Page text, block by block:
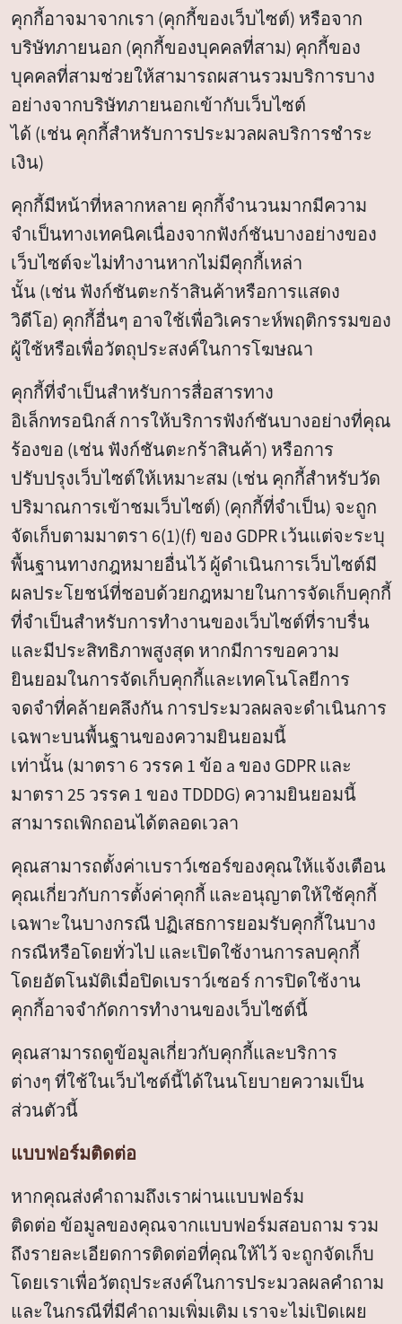
คุกกี้อาจมาจากเรา (คุกกี้ของเว็บไซต์) หรือจาก
บริษัทภายนอก (คุกกี้ของบุคคลที่สาม) คุกกี้ของ
บุคคลที่สามช่วยให้สามารถผสานรวมบริการบาง
อย่างจากบริษัทภายนอกเข้ากับเว็บไซต์
ได้ (เช่น คุกกี้สำหรับการประมวลผลบริการชำระ
เงิน)
คุกกี้มีหน้าที่หลากหลาย คุกกี้จำนวนมากมีความ
จำเป็นทางเทคนิคเนื่องจากฟังก์ชันบางอย่างของ
เว็บไซต์จะไม่ทำงานหากไม่มีคุกกี้เหล่า
นั้น (เช่น ฟังก์ชันตะกร้าสินค้าหรือการแสดง
วิดีโอ) คุกกี้อื่นๆ อาจใช้เพื่อวิเคราะห์พฤติกรรมของ
ผู้ใช้หรือเพื่อวัตถุประสงค์ในการโฆษณา
คุกกี้ที่จำเป็นสำหรับการสื่อสารทาง
อิเล็กทรอนิกส์ การให้บริการฟังก์ชันบางอย่างที่คุณ
ร้องขอ (เช่น ฟังก์ชันตะกร้าสินค้า) หรือการ
ปรับปรุงเว็บไซต์ให้เหมาะสม (เช่น คุกกี้สำหรับวัด
ปริมาณการเข้าชมเว็บไซต์) (คุกกี้ที่จำเป็น) จะถูก
จัดเก็บตามมาตรา 6(1)(f) ของ GDPR เว้นแต่จะระบุ
พื้นฐานทางกฎหมายอื่นไว้ ผู้ดำเนินการเว็บไซต์มี
ผลประโยชน์ที่ชอบด้วยกฎหมายในการจัดเก็บคุกกี้
ที่จำเป็นสำหรับการทำงานของเว็บไซต์ที่ราบรื่น
และมีประสิทธิภาพสูงสุด หากมีการขอความ
ยินยอมในการจัดเก็บคุกกี้และเทคโนโลยีการ
จดจำที่คล้ายคลึงกัน การประมวลผลจะดำเนินการ
เฉพาะบนพื้นฐานของความยินยอมนี้
เท่านั้น (มาตรา 6 วรรค 1 ข้อ a ของ GDPR และ
มาตรา 25 วรรค 1 ของ TDDDG) ความยินยอมนี้
สามารถเพิกถอนได้ตลอดเวลา
คุณสามารถตั้งค่าเบราว์เซอร์ของคุณให้แจ้งเตือน
คุณเกี่ยวกับการตั้งค่าคุกกี้ และอนุญาตให้ใช้คุกกี้
เฉพาะในบางกรณี ปฏิเสธการยอมรับคุกกี้ในบาง
กรณีหรือโดยทั่วไป และเปิดใช้งานการลบคุกกี้
โดยอัตโนมัติเมื่อปิดเบราว์เซอร์ การปิดใช้งาน
คุกกี้อาจจำกัดการทำงานของเว็บไซต์นี้
คุณสามารถดูข้อมูลเกี่ยวกับคุกกี้และบริการ
ต่างๆ ที่ใช้ในเว็บไซต์นี้ได้ในนโยบายความเป็น
ส่วนตัวนี้
แบบฟอร์มติดต่อ
หากคุณส่งคำถามถึงเราผ่านแบบฟอร์ม
ติดต่อ ข้อมูลของคุณจากแบบฟอร์มสอบถาม รวม
ถึงรายละเอียดการติดต่อที่คุณให้ไว้ จะถูกจัดเก็บ
โดยเราเพื่อวัตถุประสงค์ในการประมวลผลคำถาม
และในกรณีที่มีคำถามเพิ่มเติม เราจะไม่เปิดเผย